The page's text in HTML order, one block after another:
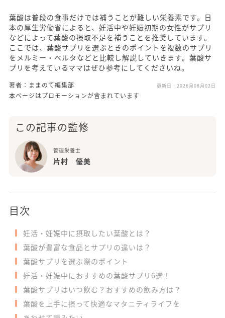
葉酸は普段の食事だけでは補うことが難しい栄養素です。日
本の厚生労働省によると、妊活中や妊娠初期の女性がサプリ
などによって葉酸の摂取不足を補うことを推奨しています。
ここでは、葉酸サプリを選ぶときのポイントを複数のサプリ
をメルミー・ベルタなどと比較し解説していきます。葉酸サ
プリを考えているママはぜひ参考にしてくださいね。
著者：ままのて編集部 更新日： 2026月08月02日
本ページはプロモーションが含まれています
この記事の監修
管理栄養士
片村 優美
目次
妊活・妊娠中に摂取したい葉酸とは？
葉酸が豊富な食品とサプリの違いは？
葉酸サプリを選ぶ際のポイント
妊活・妊娠中におすすめの葉酸サプリ6選！
葉酸サプリはいつ飲む？おすすめの飲み方は？
葉酸を上手に摂って快適なマタニティライフを